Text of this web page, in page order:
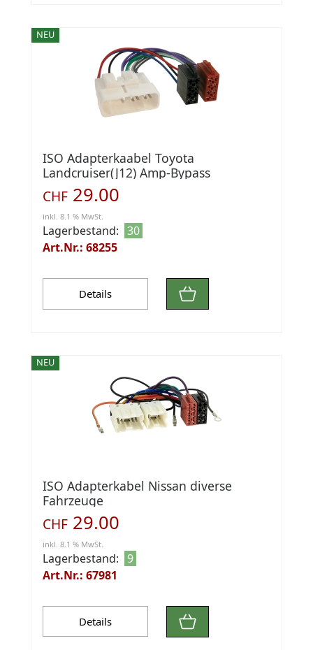
NEU
ISO Adapterkaabel Toyota
Landcruiser(J12) Amp-Bypass
CHF 29.00
inkl. 8.1 % MwSt.
Lagerbestand: 30
Art.Nr.: 68255
Details
NEU
ISO Adapterkabel Nissan diverse
Fahrzeuge
CHF 29.00
inkl. 8.1 % MwSt.
Lagerbestand:
9
Art.Nr.: 67981
Details